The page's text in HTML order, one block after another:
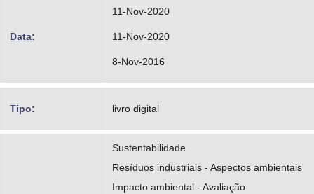
Data:
11-Nov-2020
11-Nov-2020
8-Nov-2016
Tipo: livro digital
Sustentabilidade
Resíduos industriais - Aspectos ambientais
Impacto ambiental - Avaliação